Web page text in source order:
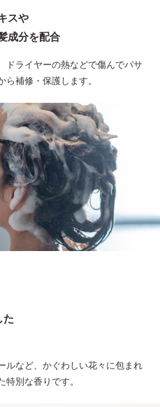
スや
成分を配合
ドライヤーの熱などで傷んでパサ
補修・保護します。
た
ルなど、かぐわしい花々に包まれ
別な香りです。